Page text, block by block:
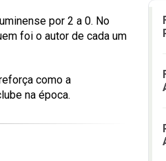
por 2 a 0. No
foi o autor de cada um
como a
na época.